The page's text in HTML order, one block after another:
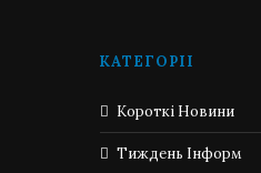
КАТЕГОРІЇ
Короткі Новини
Тиждень Інформ